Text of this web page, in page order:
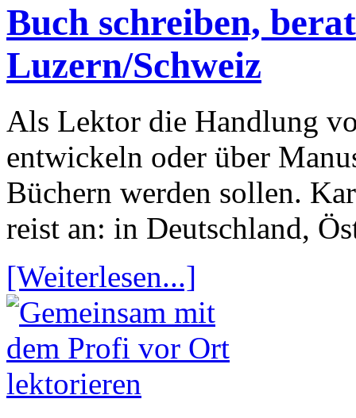
Buch schreiben,
Luzern/Schweiz
Als Lektor die Handlung
entwickeln oder über
Büchern werden sollen.
reist an: in Deutschland,
[Weiterlesen...]